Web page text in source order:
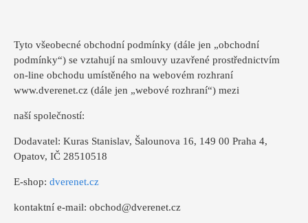
Tyto všeobecné obchodní podmínky (dále jen „obchodní
podmínky“) se vztahují na smlouvy uzavřené prostřednictvím
on-line obchodu umístěného na webovém rozhraní
www.dverenet.cz (dále jen „webové rozhraní“) mezi
naší společností:
Dodavatel: Kuras Stanislav, Šalounova 16, 149 00 Praha 4,
Opatov, IČ 28510518
E-shop: dverenet.cz
kontaktní e-mail: obchod@dverenet.cz